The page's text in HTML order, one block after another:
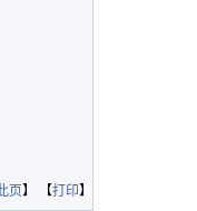
页】 【打印】